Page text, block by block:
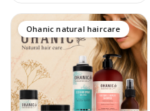
Ohanic natural haircare